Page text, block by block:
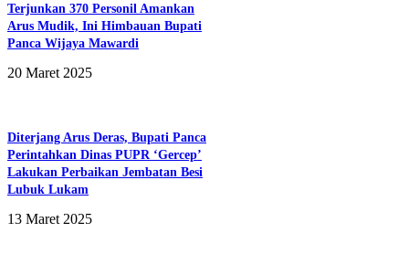
Terjunkan 370 Personil Amankan
Arus Mudik, Ini Himbauan Bupati
Panca Wijaya Mawardi
20 Maret 2025
Diterjang Arus Deras, Bupati Panca
Perintahkan Dinas PUPR ‘Gercep’
Lakukan Perbaikan Jembatan Besi
Lubuk Lukam
13 Maret 2025